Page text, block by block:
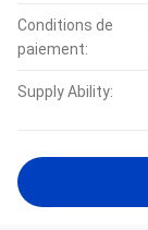
Conditions de
paiement:
Supply Ability: